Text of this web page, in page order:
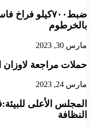
بالخرطوم
مارس 30, 2023
حملات مراجعة
مارس 24, 2023
النظافة